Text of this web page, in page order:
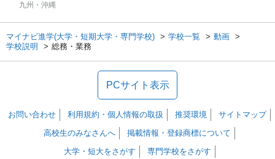
九州・沖縄
マイナビ進学(大学・短期大学・専門学校) 学校一覧
動画
学校説明
総務・業務
PCサイト表示
お問い合わせ 利用規約・個人情報の取扱 推奨環境
サイトマップ
高校生のみなさんへ
掲載情報・登録商標について
大学・短大をさがす
専門学校をさがす